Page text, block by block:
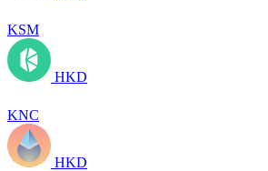
KSM
HKD
KNC
HKD